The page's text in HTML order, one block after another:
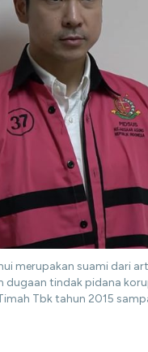
merupakan suami dari
dugaan tindak pidana
Tbk tahun 2015